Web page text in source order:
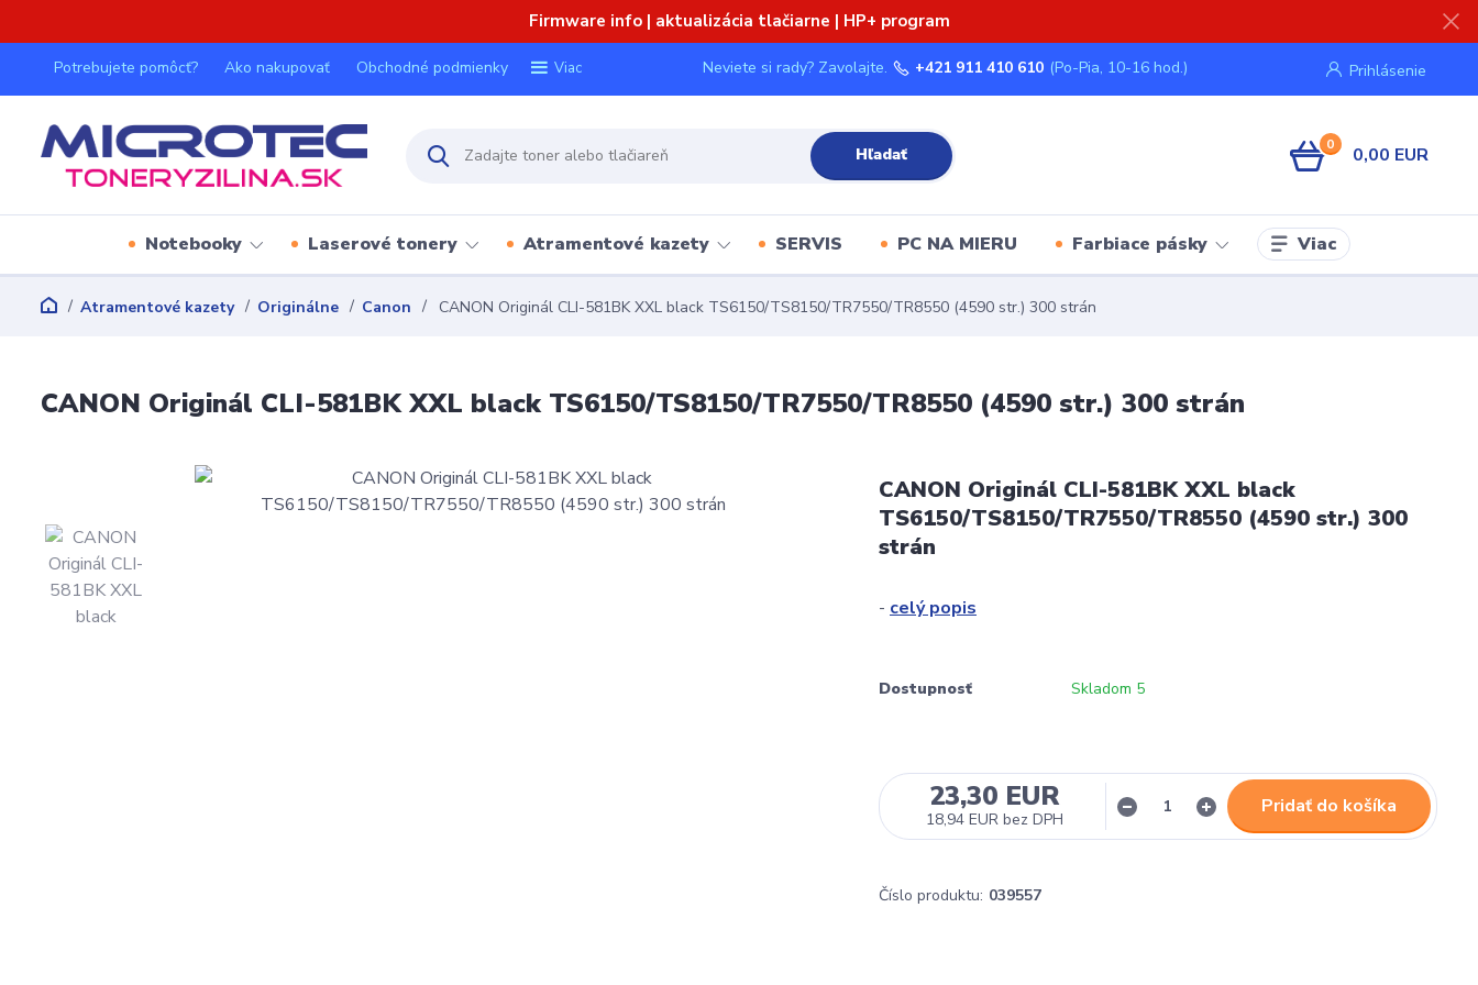
Firmware info | aktualizácia tlačiarne | HP+ program
Potrebujete pomôcť? Ako nakupovať Obchodné podmienky Viac Prihlásenie
Hľadať
Neviete si rady? Zavolajte. +421 911 410 610 (Po-Pia, 10-16 hod.)
0 0,00 EUR
Notebooky Laserové tonery Atramentové kazety SERVIS PC NA MIERU Farbiace pásky Viac
Atramentové kazety Originálne Canon CANON Originál CLI-581BK XXL black TS6150/TS8150/TR7550/TR8550 (4590 str.) 300 strán
CANON Originál CLI-581BK XXL black TS6150/TS8150/TR7550/TR8550 (4590 str.) 300 strán
CANON Originál CLI-581BK XXL black
TS6150/TS8150/TR7550/TR8550 (4590 str.) 300
strán
- celý popis
Dostupnosť Skladom 5
23,30 EUR
18,94 EUR bez DPH
Pridať do košíka
Číslo produktu: 039557